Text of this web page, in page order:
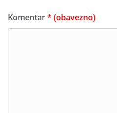
Komentar* (obavezno)